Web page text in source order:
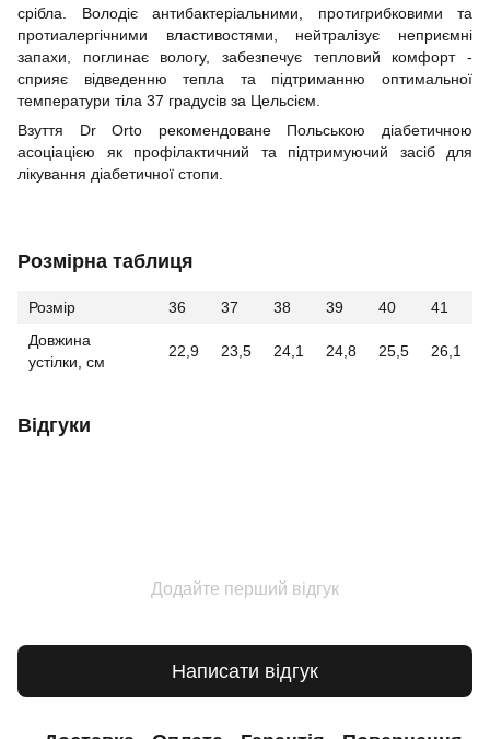
срібла. Володіє антибактеріальними, протигрибковими та
протиалергічними властивостями, нейтралізує неприємні
запахи, поглинає вологу, забезпечує тепловий комфорт -
сприяє відведенню тепла та підтриманню оптимальної
температури тіла 37 градусів за Цельсієм.
Взуття Dr Orto рекомендоване Польською діабетичною
асоціацією як профілактичний та підтримуючий засіб для
лікування діабетичної стопи.
Розмірна таблиця
Розмір 36 37 38 39 40
41
Довжина
устілки, см
22,9 23,5 24,1 24,8 25,5 26,1
Відгуки
Додайте перший відгук
Написати відгук